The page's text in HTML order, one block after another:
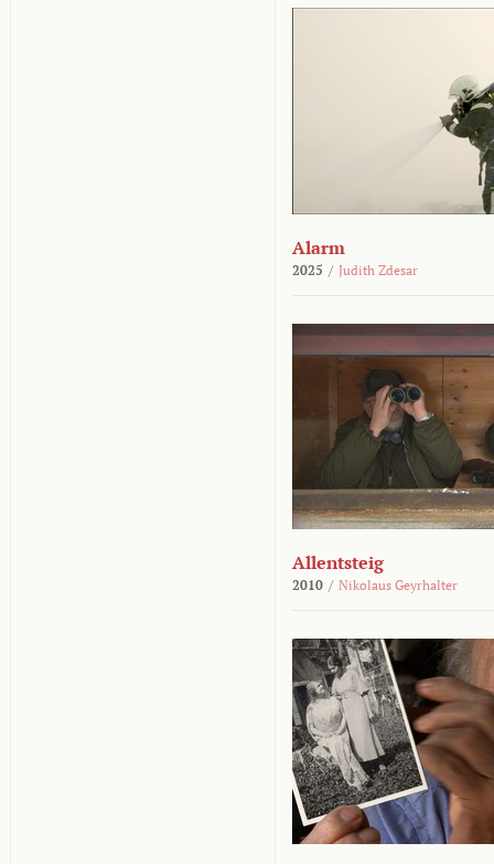
Alarm
2025 / Judith Zdesar
Allentsteig
2010 / Nikolaus Geyrhalter